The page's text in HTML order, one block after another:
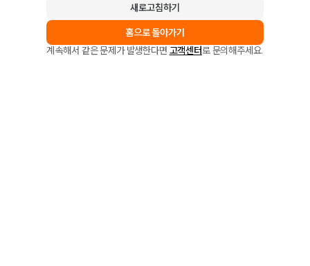
새로고침하기
홈으로 돌아가기
계속해서 같은 문제가 발생한다면 고객센터로 문의해주세요.